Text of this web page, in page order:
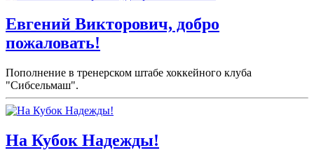
Евгений Викторович, добро
пожаловать!
Пополнение в тренерском штабе хоккейного клуба
"Сибсельмаш".
На Кубок Надежды!